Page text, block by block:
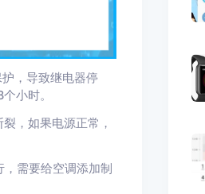
，导致继电器停
小时。
，如果电源正常，
需要给空调添加制